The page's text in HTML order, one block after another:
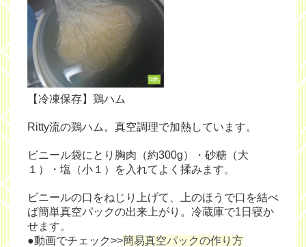
【冷凍保存】鶏ハム
Ritty流の鶏ハム。真空調理で加熱しています。
ビニール袋にとり胸肉（約300g）・砂糖（大
１）・塩（小１）を入れてよく揉みます。
ビニールの口をねじり上げて、上のほうで口を結べ
ば簡単真空パックの出来上がり。冷蔵庫で1日寝か
せます。
●動画でチェック>>簡易真空パックの作り方